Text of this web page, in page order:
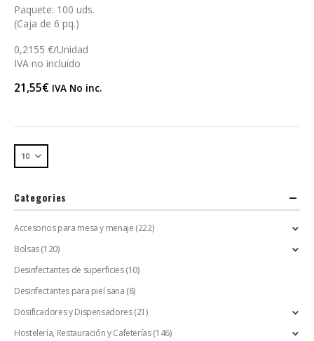
Paquete: 100 uds.
(Caja de 6 pq.)
0,2155 €/Unidad
IVA no incluido
21,55€ IVA No inc.
Categories
Accesorios para mesa y menaje (222)
Bolsas(120)
Desinfectantes de superficies (10)
Desinfectantes para piel sana (8)
Dosificadores y Dispensadores (21)
Hostelería, Restauración y Cafeterías(146)